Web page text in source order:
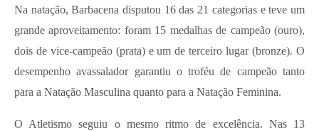
Na natação, Barbacena disputou 16 das 21 categorias e teve um
grande aproveitamento: foram 15 medalhas de campeão (ouro),
dois de vice-campeão (prata) e um de terceiro lugar (bronze). O
desempenho avassalador garantiu o troféu de campeão tanto
para a Natação Masculina quanto para a Natação Feminina.
O Atletismo seguiu o mesmo ritmo de excelência. Nas 13